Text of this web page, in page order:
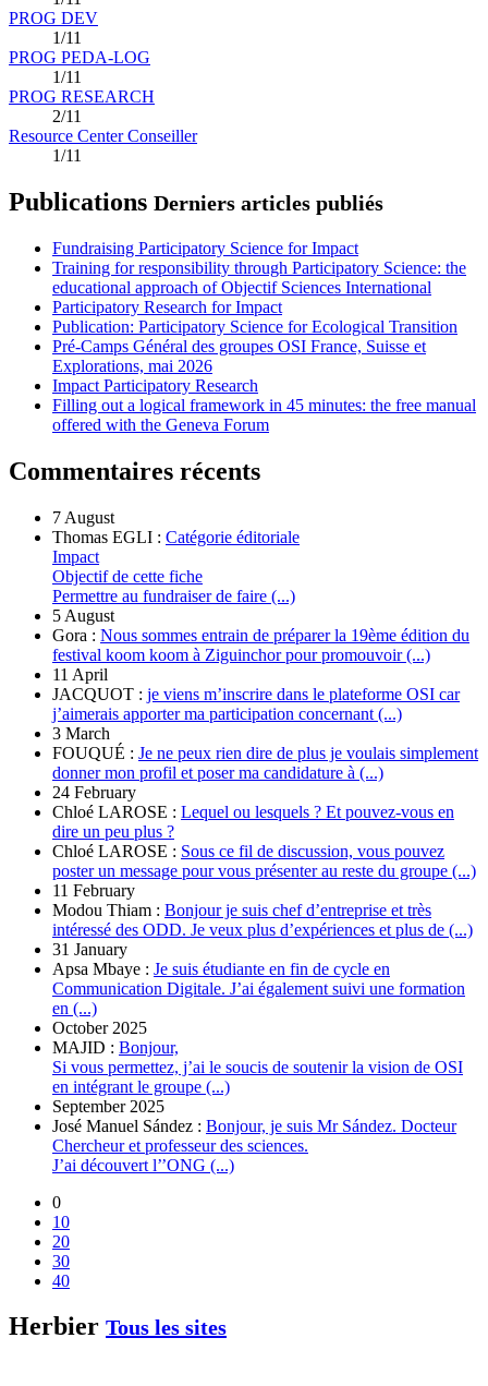
PROG DEV
1/11
PROG PEDA-LOG
1/11
PROG RESEARCH
2/11
Resource Center Conseiller
1/11
Publications Derniers articles publiés
Fundraising Participatory Science for Impact
Training for responsibility through Participatory Science: the
educational approach of Objectif Sciences International
Participatory Research for Impact
Publication: Participatory Science for Ecological Transition
Pré-Camps Général des groupes OSI France, Suisse et
Explorations, mai 2026
Impact Participatory Research
Filling out a logical framework in 45 minutes: the free manual
offered with the Geneva Forum
Commentaires récents
7 August
Thomas EGLI : Catégorie éditoriale
Impact
Objectif de cette fiche
Permettre au fundraiser de faire (...)
5 August
Gora : Nous sommes entrain de préparer la 19ème édition du
festival koom koom à Ziguinchor pour promouvoir (...)
11 April
JACQUOT : je viens m’inscrire dans le plateforme OSI car
j’aimerais apporter ma participation concernant (...)
3 March
FOUQUÉ : Je ne peux rien dire de plus je voulais simplement
donner mon profil et poser ma candidature à (...)
24 February
Chloé LAROSE : Lequel ou lesquels ? Et pouvez-vous en
dire un peu plus ?
Chloé LAROSE : Sous ce fil de discussion, vous pouvez
poster un message pour vous présenter au reste du groupe (...)
11 February
Modou Thiam : Bonjour je suis chef d’entreprise et très
intéressé des ODD. Je veux plus d’expériences et plus de (...)
31 January
Apsa Mbaye : Je suis étudiante en fin de cycle en
Communication Digitale. J’ai également suivi une formation
en (...)
October 2025
MAJID : Bonjour,
Si vous permettez, j’ai le soucis de soutenir la vision de OSI
en intégrant le groupe (...)
September 2025
José Manuel Sández : Bonjour, je suis Mr Sández. Docteur
Chercheur et professeur des sciences.
J’ai découvert l’’ONG (...)
0
10
20
30
40
Herbier Tous les sites